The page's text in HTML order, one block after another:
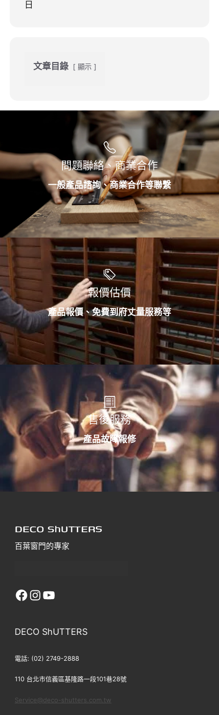
日
文章目錄 顯示
問題聯絡、商業合作
一般產品諮詢、商業合作等聯繫
報價估價
產品報價、免費到府丈量服務等
售後服務
產品故障報修
百葉窗門的專家
電話: (02) 2749-2888
110 台北市信義區基隆路一段101巷28號